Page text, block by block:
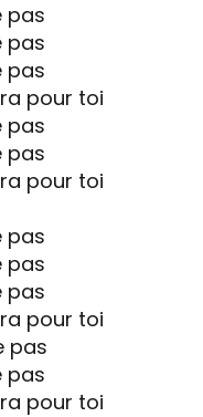
pas
pas
pas
pour toi
pas
pas
pour toi
pas
pas
pas
pour toi
pas
pas
pour toi